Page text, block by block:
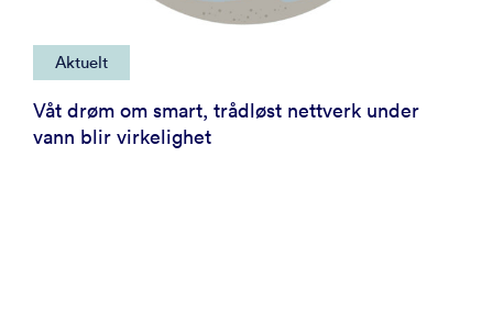
Aktuelt
Våt drøm om smart, trådløst nettverk under
vann blir virkelighet